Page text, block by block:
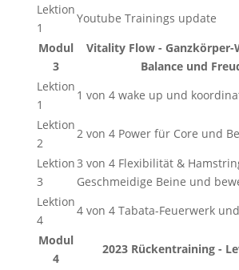
Lektion
1
Youtube Trainings update
Modul
3
Vitality Flow -
Balance und
Lektion
1
1 von 4 wake up und
Lektion
2
2 von 4 Power für Core und
Lektion
3
3 von 4 Flexibilität &
Geschmeidige Beine und
Lektion
4
4 von 4 Tabata-Feuerwerk
Modul
4
2023 Rückentraining -